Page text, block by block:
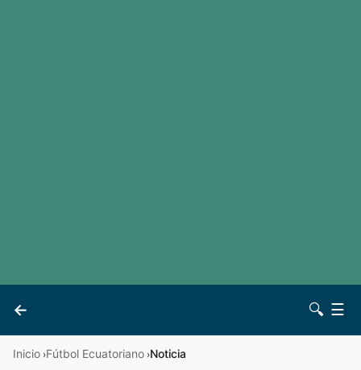
←
Vives 🔍 ☰
Inicio ›Fútbol Ecuatoriano ›Noticia